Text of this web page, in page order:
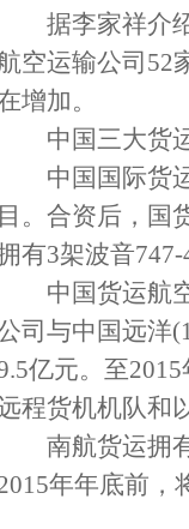
据李家祥介绍
空运输公司52
增加。
中国三大货运
中国国际货运
目。合资后，国
有3架波音
中国货运航空
司与中国远洋
亿元。至
程货机机队和
南航货运拥有6
年年底前，